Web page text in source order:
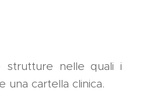
strutture nelle quali i
cartella clinica.